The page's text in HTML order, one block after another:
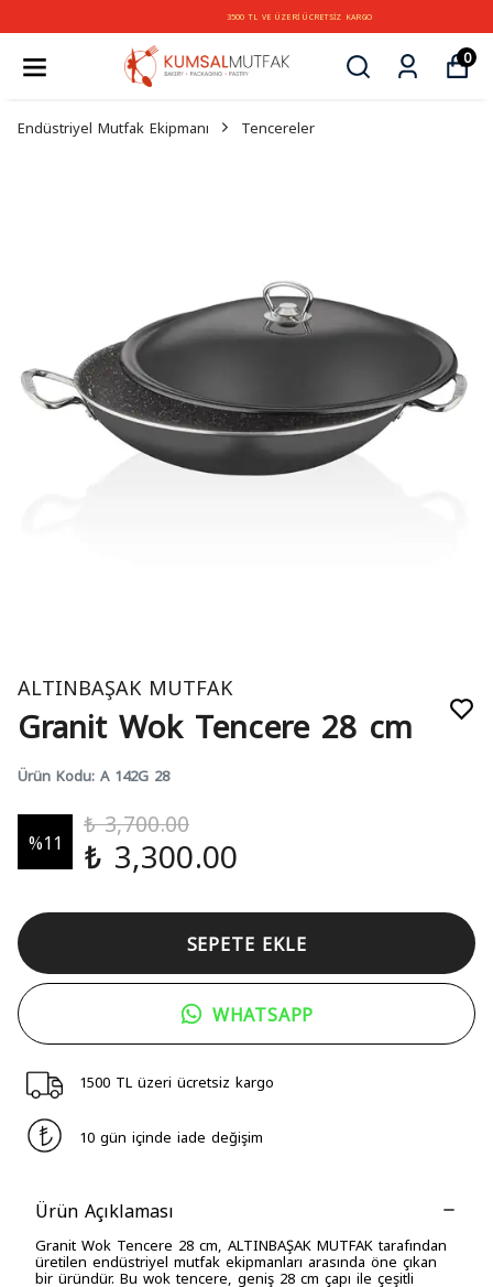
3500 TL VE ÜZERİ ÜCRETSİZ KARGO
0
Endüstriyel Mutfak Ekipmanı Tencereler
ALTINBAŞAK MUTFAK
Granit Wok Tencere 28 cm
Ürün Kodu: A 142G 28
%11
₺ 3,700.00
₺ 3,300.00
SEPETE EKLE
WHATSAPP
1500 TL üzeri ücretsiz kargo
10 gün içinde iade değişim
Ürün Açıklaması
Granit Wok Tencere 28 cm, ALTINBAŞAK MUTFAK tarafından
üretilen endüstriyel mutfak ekipmanları arasında öne çıkan
bir üründür. Bu wok tencere, geniş 28 cm çapı ile çeşitli